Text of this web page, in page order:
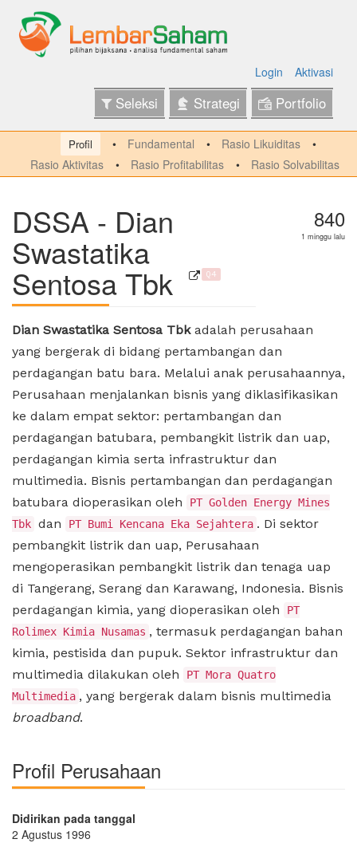
Login Aktivasi
Seleksi Strategi Portfolio
Profil Fundamental
Rasio Likuiditas
Rasio Aktivitas
Rasio Profitabilitas Rasio Solvabilitas
DSSA - Dian
Swastatika
Sentosa Tbk Q4
840
1 minggu lalu
Dian Swastatika Sentosa Tbkadalah perusahaan
yang bergerak di bidang pertambangan dan
perdagangan batu bara. Melalui anak perusahaannya,
Perusahaan menjalankan bisnis yang diklasifikasikan
ke dalam empat sektor: pertambangan dan
perdagangan batubara, pembangkit listrik dan uap,
perdagangan kimia serta infrastruktur dan
multimedia. Bisnis pertambangan dan perdagangan
batubara dioperasikan oleh
PT Golden Energy Mines
Tbk dan PT Bumi Kencana Eka Sejahtera . Di sektor
pembangkit listrik dan uap, Perusahaan
mengoperasikan pembangkit listrik dan tenaga uap
di Tangerang, Serang dan Karawang, Indonesia. Bisnis
perdagangan kimia, yang dioperasikan oleh
PT
Rolimex Kimia Nusamas , termasuk perdagangan bahan
kimia, pestisida dan pupuk. Sektor infrastruktur dan
multimedia dilakukan oleh
PT Mora Quatro
Multimedia , yang bergerak dalam bisnis multimedia
broadband.
Profil Perusahaan
Didirikan pada tanggal
2 Agustus 1996